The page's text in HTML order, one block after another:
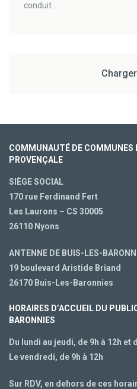
conduit ...
COMMUNAUTÉ DE COMMUNES
PROVENÇALE
SIÈGE SOCIAL
170 rue Ferdinand Fert
Les Laurons – CS 30005
26110 Nyons
ANTENNE DE BUIS-LES-
19 boulevard Aristide Briand
26170 Buis-Les-Baronnies
HORAIRES D’ACCUEIL DU
BARONNIES
Du lundi au jeudi, de 9h à 12h et
Le vendredi, de 9h à 12h
Sur RDV, en dehors de ces